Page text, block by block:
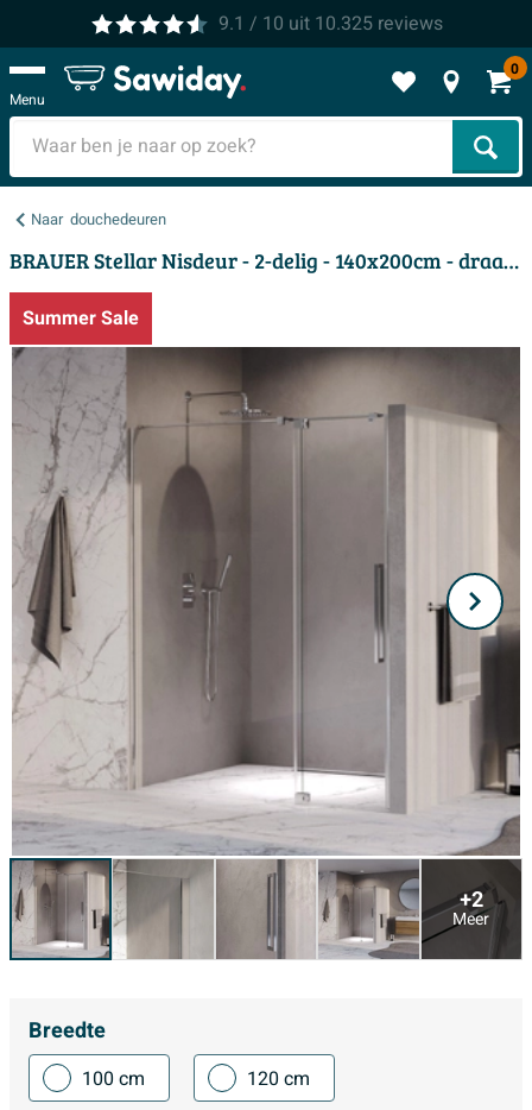
9.1 / 10 uit 10.325reviews
Menu
0
Naar douchedeuren
BRAUER Stellar Nisdeur - 2-delig - 140x200cm - draaideur - glascoating - omkeerbaar - helder glas - Chroom
Summer Sale
+2
Meer
Breedte
100 cm
120 cm